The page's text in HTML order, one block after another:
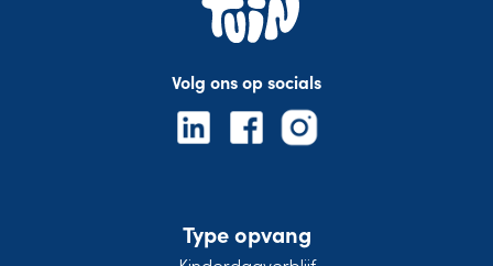
Volg ons op socials
Type opvang